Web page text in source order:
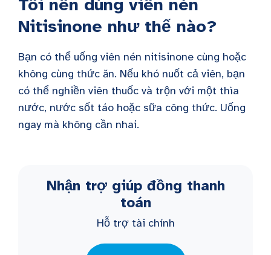
Tôi nên dùng viên nén
Nitisinone như thế nào?
Bạn có thể uống viên nén nitisinone cùng hoặc
không cùng thức ăn. Nếu khó nuốt cả viên, bạn
có thể nghiền viên thuốc và trộn với một thìa
nước, nước sốt táo hoặc sữa công thức. Uống
ngay mà không cần nhai.
Nhận trợ giúp đồng thanh
toán
Hỗ trợ tài chính